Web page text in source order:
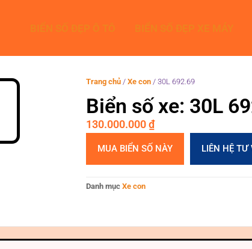
Trang chủ / Xe con / 30L 692.69
Biển số xe: 30L
130.000.000₫
MUA BIỂN SỐ NÀY LIÊN HỆ TƯ
Danh mục Xe con